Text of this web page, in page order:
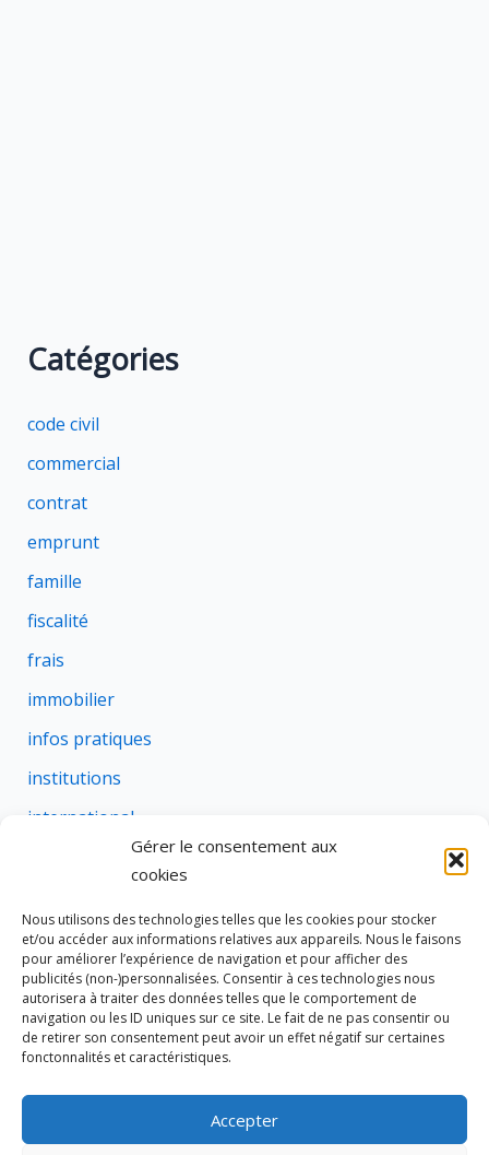
Gérer le consentement aux
cookies
Nous utilisons des technologies telles que les cookies pour stocker
et/ou accéder aux informations relatives aux appareils. Nous le faisons
pour améliorer l’expérience de navigation et pour afficher des
publicités (non-)personnalisées. Consentir à ces technologies nous
autorisera à traiter des données telles que le comportement de
navigation ou les ID uniques sur ce site. Le fait de ne pas consentir ou
de retirer son consentement peut avoir un effet négatif sur certaines
fonctonnalités et caractéristiques.
Accepter
Catégories
code civil
commercial
contrat
emprunt
famille
fiscalité
frais
immobilier
infos pratiques
institutions
international
rural
social
succession
suretes
Tous droits réservés © 2026 Cravate de Notaire